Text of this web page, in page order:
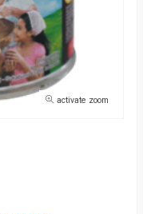
activate zoom